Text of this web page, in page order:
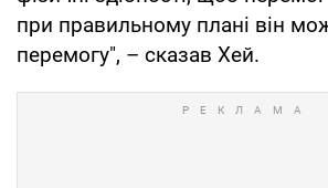
при правильному плані він
перемогу", – сказав Хей.